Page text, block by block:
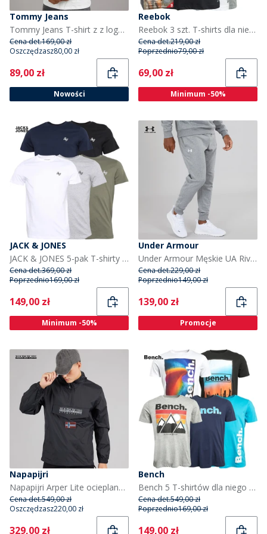
Tommy Jeans
Tommy Jeans T-shirt z z logo dla niego kolor Ecru/Bahama Green
Cena det.169,00 zł
Oszczędzasz80,00 zł
Current
89,00 zł
Nowości
Reebok
Reebok 3 szt. T-shirts dla niego kolor czarny/szary marglowy/biały
Cena det.219,00 zł
Poprzednio79,00 zł
Current
69,00 zł
Minimum -50%
JACK & JONES
JACK & JONES 5-pak T-shirty dla niego kolor granatowo-biały/szary/oliwkowy/czarny
Cena det.369,00 zł
Poprzednio169,00 zł
Current
149,00 zł
Minimum -50%
Under Armour
Under Armour Męskie UA Rival Spodnie Dresowe Odcienie szarości
Cena det.229,00 zł
Poprzednio149,00 zł
Current
139,00 zł
Promocje
Napapijri
Napapijri Arper Lite ocieplana kurtka dla niego kolor Czarny
Cena det.549,00 zł
Oszczędzasz220,00 zł
Current
329,00 zł
Bench
Bench 5 T-shirtów dla niego kolor mieszany
Cena det.549,00 zł
Poprzednio169,00 zł
Current
149,00 zł